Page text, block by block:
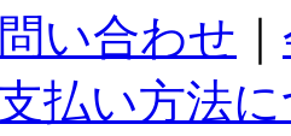
い合わせ
払い方法